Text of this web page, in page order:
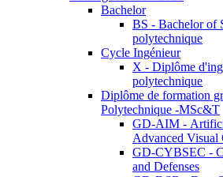
Bachelor
BS - Bachelor of
polytechnique
Cycle Ingénieur
X - Diplôme
polytechnique
Diplôme de formation
Polytechnique -MSc&T
GD-AIM -
Advanced Visual
GD-CYBSEC -
and Defenses